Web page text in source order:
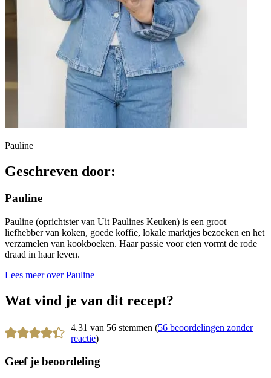
Pauline
Geschreven door:
Pauline
Pauline (oprichtster van Uit Paulines Keuken) is een groot
liefhebber van koken, goede koffie, lokale marktjes bezoeken en het
verzamelen van kookboeken. Haar passie voor eten vormt de rode
draad in haar leven.
Lees meer over Pauline
Wat vind je van dit recept?
4.31 van 56 stemmen (56 beoordelingen zonder
reactie)
Geef je beoordeling